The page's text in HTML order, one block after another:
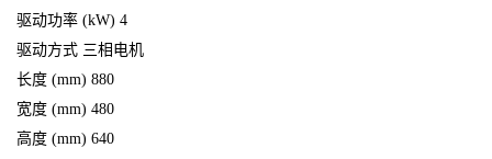
驱动功率 (kW) 4
驱动方式 三相电机
长度 (mm) 880
宽度 (mm) 480
高度 (mm) 640